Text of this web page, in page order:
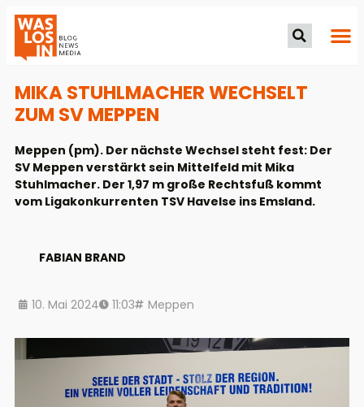
MIKA STUHLMACHER WECHSELT
ZUM SV MEPPEN
Meppen (pm). Der nächste Wechsel steht fest: Der
SV Meppen verstärkt sein Mittelfeld mit Mika
Stuhlmacher. Der 1,97 m große Rechtsfuß kommt
vom Ligakonkurrenten TSV Havelse ins Emsland.
FABIAN BRAND
10. Mai 2024 11:03 Meppen